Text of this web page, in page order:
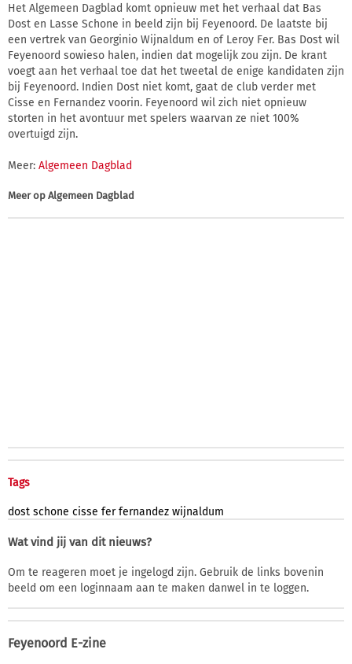
Het Algemeen Dagblad komt opnieuw met het verhaal dat Bas
Dost en Lasse Schone in beeld zijn bij Feyenoord. De laatste bij
een vertrek van Georginio Wijnaldum en of Leroy Fer. Bas Dost wil
Feyenoord sowieso halen, indien dat mogelijk zou zijn. De krant
voegt aan het verhaal toe dat het tweetal de enige kandidaten zijn
bij Feyenoord. Indien Dost niet komt, gaat de club verder met
Cisse en Fernandez voorin. Feyenoord wil zich niet opnieuw
storten in het avontuur met spelers waarvan ze niet 100%
overtuigd zijn.
Meer: Algemeen Dagblad
Meer op Algemeen Dagblad
Tags
dost schone cisse fer fernandez wijnaldum
Wat vind jij van dit nieuws?
Om te reageren moet je ingelogd zijn. Gebruik de links bovenin
beeld om een loginnaam aan te maken danwel in te loggen.
Feyenoord E-zine